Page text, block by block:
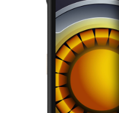
ELECTROCASNICE
Aparate de Gătit
Oală sub Presiune
Slow Cooker
Grătar Grill
Gătit cu Aburi